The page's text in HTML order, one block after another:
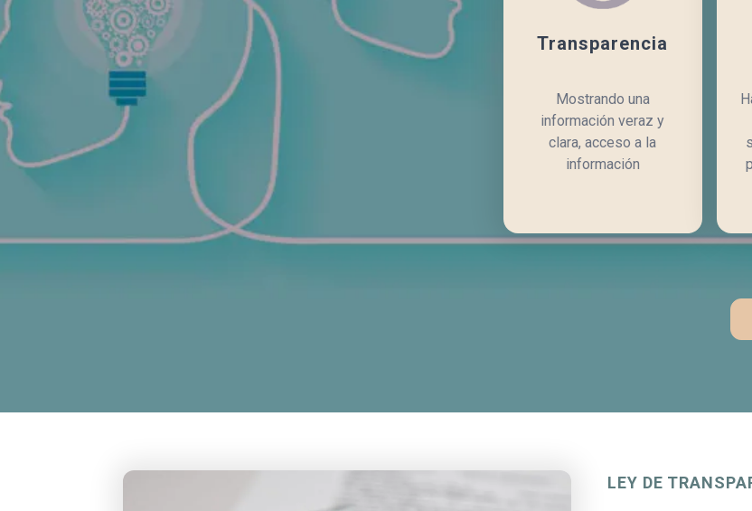
Transparencia
Mostrando una
información veraz y
clara, acceso a la
información
LEY DE